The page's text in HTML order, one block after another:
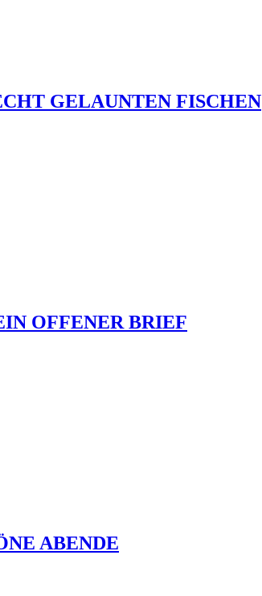
GELAUNTEN FISCHEN
OFFENER BRIEF
ABENDE